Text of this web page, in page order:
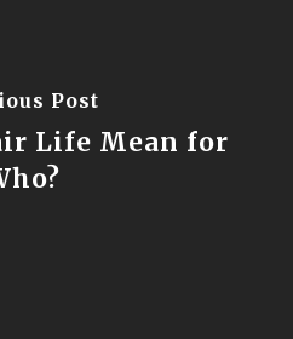
Post
Life Mean for